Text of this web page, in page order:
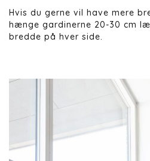
Hvis du gerne vil have mere
hænge gardinerne 20-30 cm
bredde på hver side.